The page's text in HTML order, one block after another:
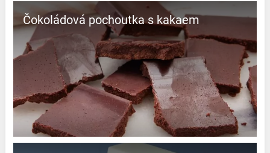
Čokoládová pochoutka s kakaem